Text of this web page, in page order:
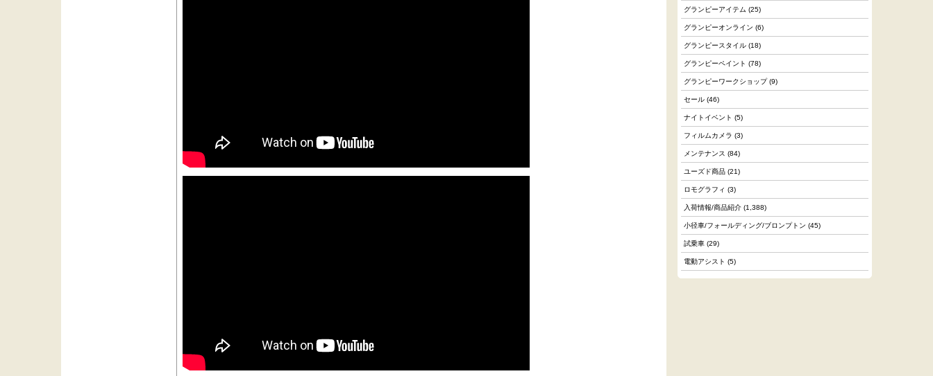
グランピーアイテム (25)
グランピーオンライン (6)
グランピースタイル (18)
グランピーペイント (78)
グランピーワークショップ(9)
セール (46)
ナイトイベント (5)
フィルムカメラ (3)
メンテナンス (84)
ユーズド商品 (21)
ロモグラフィ (3)
入荷情報/商品紹介 (1,388)
小径車/フォールディング/ブロンプトン (45)
試乗車 (29)
電動アシスト (5)